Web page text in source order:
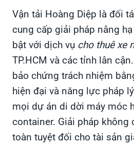
Vận tải Hoàng Diệp là đối
cung cấp giải pháp nâng
bật với dịch vụ cho thuê xe
TP.HCM và các tỉnh lân
bảo chứng trách nhiệm
hiện đại và năng lực pháp
mọi dự án di dời máy móc
container. Giải pháp không
toàn tuyệt đối cho tài sản